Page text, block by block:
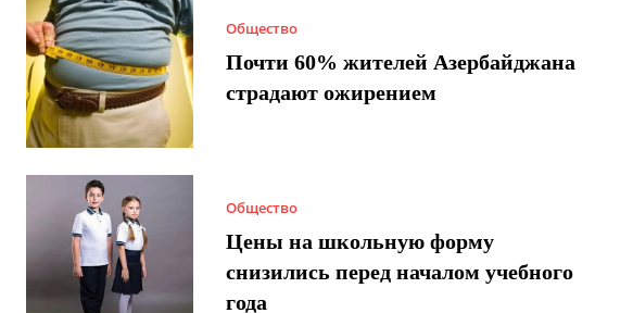
Общество
Почти 60% жителей Азербайджана
страдают ожирением
Общество
Цены на школьную форму
снизились перед началом учебного
года